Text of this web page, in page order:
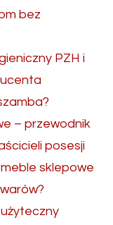
bez
PZH i
– przewodnik
posesji
sklepowe